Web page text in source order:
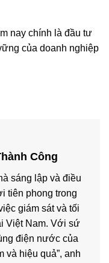
nay chính là đầu tư
của doanh nghiệp
Công
sáng lập và điều
tiên phong trong
giám sát và tối
Việt Nam. Với sứ
điện nước của
và hiệu quả”, anh